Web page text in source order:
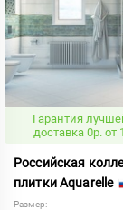
Гарантия
доставка 0р. от
Российская
плитки Aquarelle
Размер: